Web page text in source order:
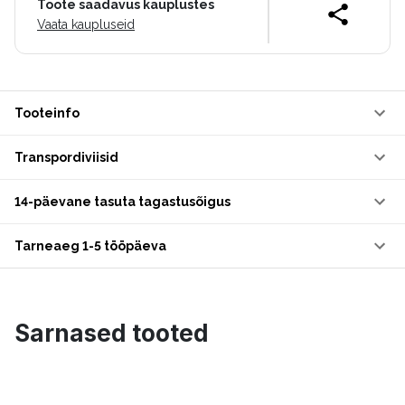
Toote saadavus kauplustes
Vaata kaupluseid
Tooteinfo
Transpordiviisid
14-päevane tasuta tagastusõigus
Tarneaeg 1-5 tööpäeva
Sarnased tooted